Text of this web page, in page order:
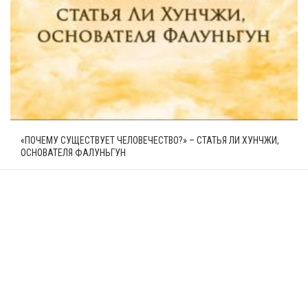
«ПОЧЕМУ СУЩЕСТВУЕТ ЧЕЛОВЕЧЕСТВО?» – СТАТЬЯ ЛИ ХУНЧЖИ,
ОСНОВАТЕЛЯ ФАЛУНЬГУН